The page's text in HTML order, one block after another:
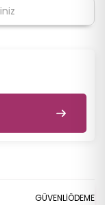
GÜVENLİÖDEME